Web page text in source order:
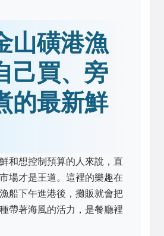
山磺港漁
己買、旁
的最新鮮
和想控制預算的人來說，直
場才是王道。這裡的樂趣在
船下午進港後，攤販就會把
帶著海風的活力，是餐廳裡